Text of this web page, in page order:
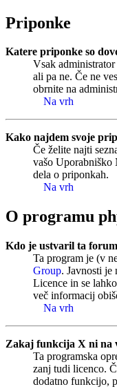
Priponke
Katere priponke so
Vsak
ali pa ne. Če ne
obrnite na
Na vrh
Kako najdem svoje
Če želite najti
vašo Uporabniško
dela o priponkah.
Na vrh
O programu
Kdo je ustvaril ta
Ta program je (v
Group. Javnosti
Licence in se
več informacij
Na vrh
Zakaj funkcija X ni na
Ta programska
zanj tudi licenco.
dodatno funkcijo,